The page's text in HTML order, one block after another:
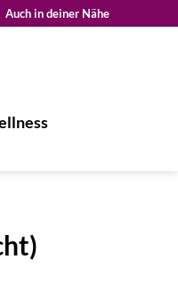
Auch in deiner Nähe